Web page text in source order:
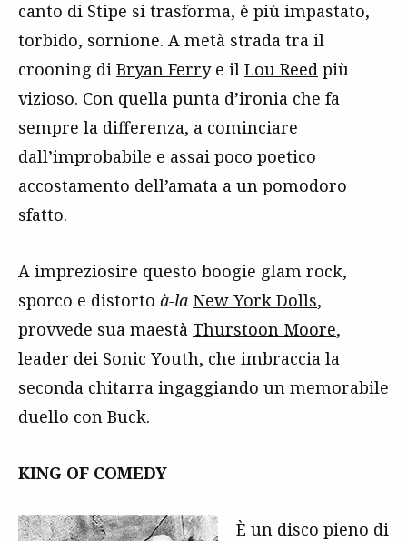
canto di Stipe si trasforma, è più impastato,
torbido, sornione. A metà strada tra il
crooning di Bryan Ferry e il Lou Reed più
vizioso. Con quella punta d’ironia che fa
sempre la differenza, a cominciare
dall’improbabile e assai poco poetico
accostamento dell’amata a un pomodoro
sfatto.
A impreziosire questo boogie glam rock,
sporco e distorto à-la New York Dolls,
provvede sua maestà Thurstoon Moore,
leader dei Sonic Youth, che imbraccia la
seconda chitarra ingaggiando un memorabile
duello con Buck.
KING OF COMEDY
È un disco pieno di